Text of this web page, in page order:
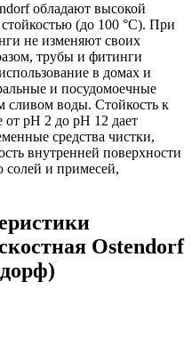
обладают высокой
(до 100 °C). При
не изменяют своих
трубы и фитинги
в домах и
и посудомоечные
воды. Стойкость к
от pH 2 до pH 12 дает
средства чистки,
внутренней поверхности
солей и примесей,
Ostendorf